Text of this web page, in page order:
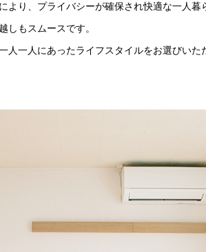
り、プライバシーが確保され快適な一人暮
しもスムースです。
一人にあったライフスタイルをお選びいた